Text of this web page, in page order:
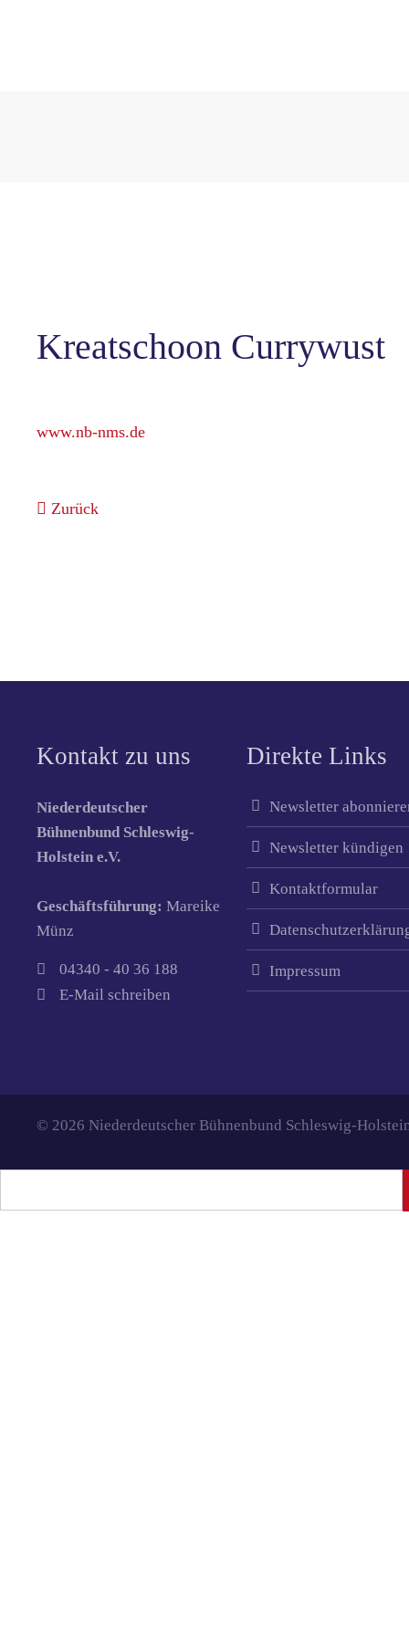
Kreatschoon Currywust
www.nb-nms.de
Zurück
Kontakt zu uns
Niederdeutscher
Bühnenbund Schleswig-
Holstein e.V.
Geschäftsführung:Mareike
Münz
04340 - 40 36 188
E-Mail schreiben
Direkte Links
Newsletter
Newsletter kündigen
Kontaktformular
Impressum
© 2026 Niederdeutscher Bühnenbund Schleswig-